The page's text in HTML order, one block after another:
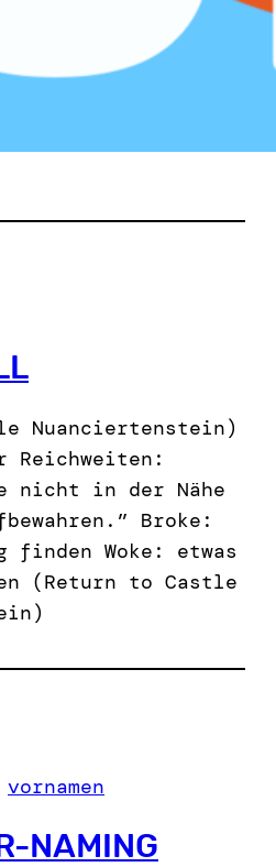
Nuanciertenstein)
nicht in der Nähe
Broke:
finden Woke: etwas
(Return to Castle
vornamen
NAMING